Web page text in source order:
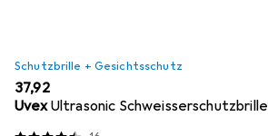
Schutzbrille + Gesichtsschutz
EUR
37,92
UvexUltrasonic Schweisserschutzbrille